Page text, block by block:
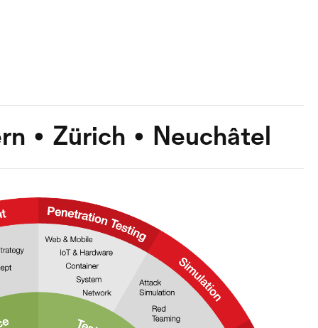
• Zürich • Neuchâtel